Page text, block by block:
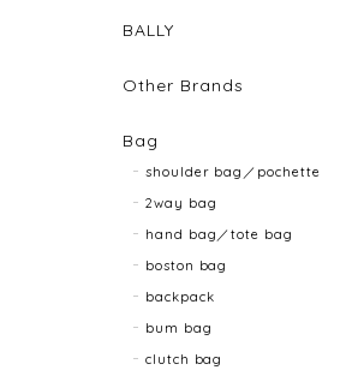
BALLY
Other Brands
Bag
shoulder bag／pochette
2way bag
hand bag／tote bag
boston bag
backpack
bum bag
clutch bag